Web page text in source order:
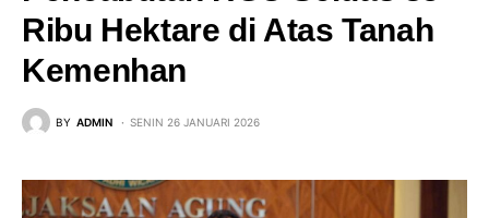
Ribu Hektare di Atas Tanah
Kemenhan
BY ADMIN SENIN 26 JANUARI 2026